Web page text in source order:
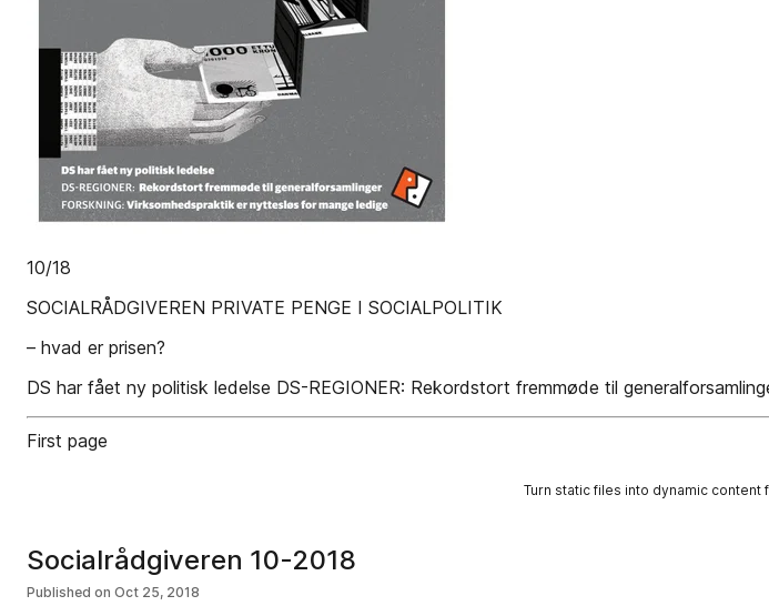
10/18
SOCIALRÅDGIVEREN PRIVATE PENGE I SOCIALPOLITIK
– hvad er prisen?
DS har fået ny politisk ledelse DS-REGIONER: Rekordstort fremmøde til
First page
Turn static files into dynamic content
Socialrådgiveren 10-2018
Published on Oct 25, 2018